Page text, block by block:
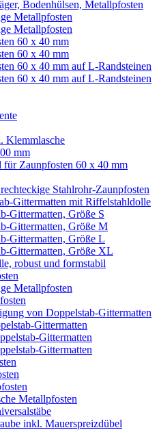
Bodenhülsen, Metallpfosten
Metallpfosten
Metallpfosten
60 x 40 mm
60 x 40 mm
60 x 40 mm auf L-Randsteinen
60 x 40 mm auf L-Randsteinen
Klemmlasche
mm
für Zaunpfosten 60 x 40 mm
Stahlrohr-Zaunpfosten
Gittermatten mit Riffelstahldolle
Gittermatten, Größe S
Gittermatten, Größe M
Gittermatten, Größe L
Gittermatten, Größe XL
robust und formstabil
Metallpfosten
von Doppelstab-Gittermatten
Gittermatten
Gittermatten
Gittermatten
Metallpfosten
inkl. Mauerspreizdübel